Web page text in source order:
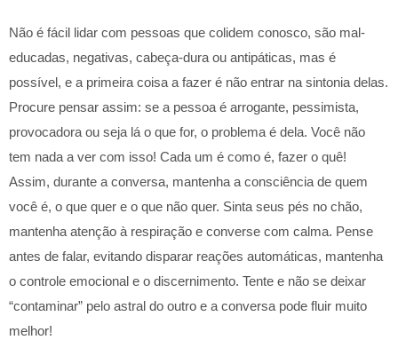
Não é fácil lidar com pessoas que colidem conosco, são mal-
educadas, negativas, cabeça-dura ou antipáticas, mas é
possível, e a primeira coisa a fazer é não entrar na sintonia delas.
Procure pensar assim: se a pessoa é arrogante, pessimista,
provocadora ou seja lá o que for, o problema é dela. Você não
tem nada a ver com isso! Cada um é como é, fazer o quê!
Assim, durante a conversa, mantenha a consciência de quem
você é, o que quer e o que não quer. Sinta seus pés no chão,
mantenha atenção à respiração e converse com calma. Pense
antes de falar, evitando disparar reações automáticas, mantenha
o controle emocional e o discernimento. Tente e não se deixar
“contaminar” pelo astral do outro e a conversa pode fluir muito
melhor!